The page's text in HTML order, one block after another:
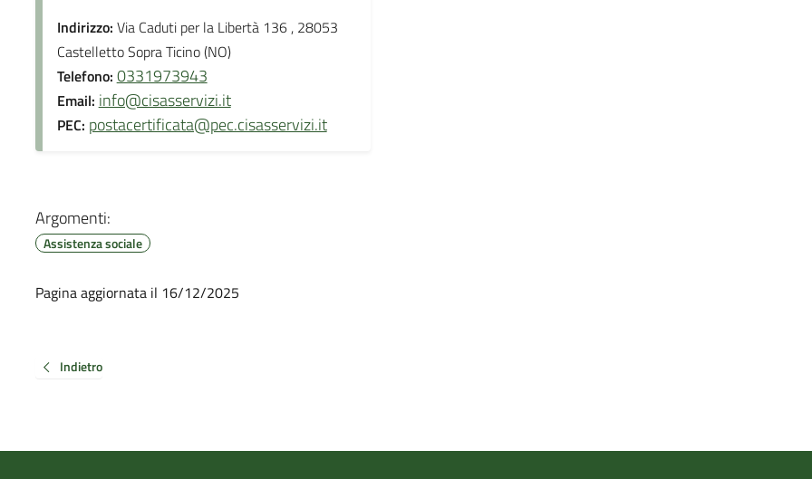
Indirizzo: Via Caduti per la Libertà 136 , 28053
Castelletto Sopra Ticino (NO)
Telefono: 0331973943
Email: info@cisasservizi.it
PEC: postacertificata@pec.cisasservizi.it
Argomenti:
Assistenza sociale
Pagina aggiornata il 16/12/2025
Indietro